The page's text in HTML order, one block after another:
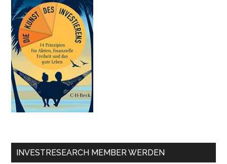
INVESTRESEARCH MEMBER WERDEN